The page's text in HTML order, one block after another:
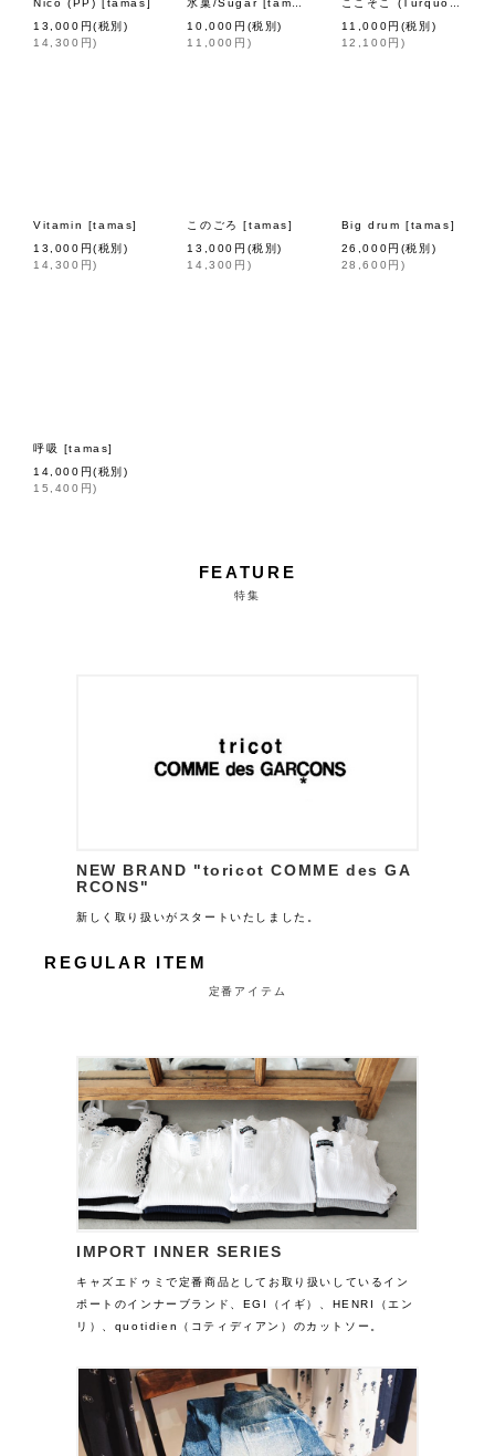
Nico (PP) tamas
13,000 円(税別)
14,300 円)
氷菓/Sugar [tamas
10,000 円 (税別)
11,000 円 )
ここそこ (Turquoise)
11,000円 (税別)
12,100 円 )
Vitamin [tamas]
13,000 円(税別)
14,300 円)
このごろ [tamas]
13,000 円 (税別)
14,300 円 )
Big drum [tamas]
26,000円 (税別)
28,600 円 )
呼吸 [tamas]
14,000 円(税別)
15,400 円)
FEATURE
特集
NEW BRAND "toricot COMME des GA
RCONS"
新しく取り扱いがスタートいたしました。
REGULAR ITEM
定番アイテム
IMPORT INNER SERIES
キャズエドゥミで定番商品としてお取り扱いしているイン
ポートのインナーブランド、EGI（イギ）、HENRI（エン
リ）、quotidien（コティディアン）のカットソー。